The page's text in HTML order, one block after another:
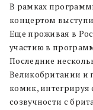
В рамках
концертом
Еще проживая в
участию в
Последние
Великобритании и
комик, интегрируя
созвучности с